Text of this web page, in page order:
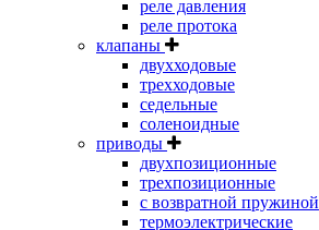
реле давления
реле протока
клапаны
двухходовые
трехходовые
седельные
соленоидные
приводы
двухпозиционные
трехпозиционные
с возвратной пружиной
термоэлектрические